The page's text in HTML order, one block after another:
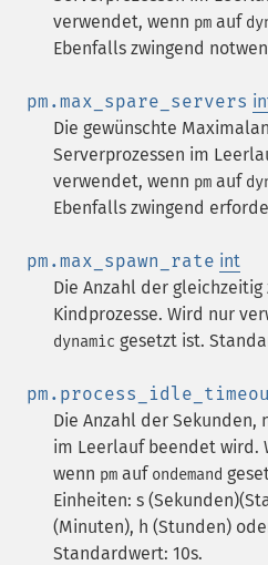
verwendet, wenn pm auf
Ebenfalls zwingend
pm.max_spare_servers
Die gewünschte
Serverprozessen im
verwendet, wenn pm auf
Ebenfalls zwingend
pm.max_spawn_rate int
Die Anzahl der gleichzeitig
Kindprozesse. Wird nur
dynamic gesetzt ist.
Die Anzahl der Sekunden,
im Leerlauf beendet wird.
wenn pm auf ondemand
Einheiten: s
(Minuten), h (Stunden)
Standardwert: 10s.